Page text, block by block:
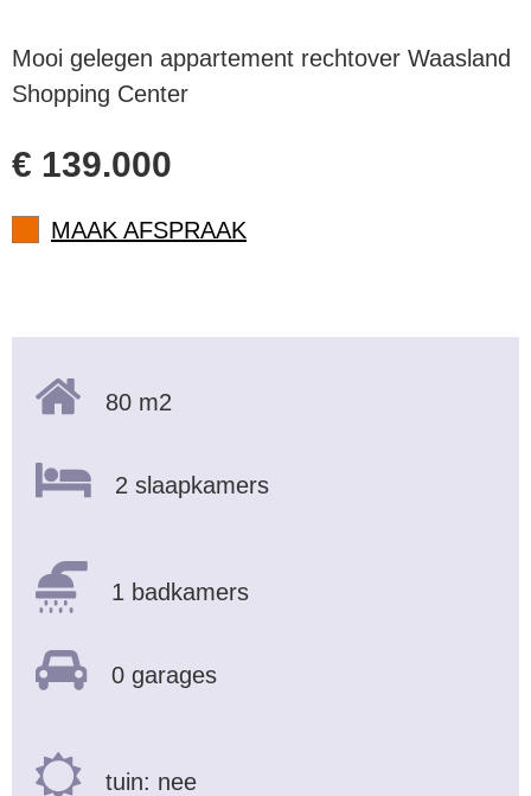
Mooi gelegen appartement rechtover Waasland
Shopping Center
€ 139.000
MAAK AFSPRAAK
80 m2
2 slaapkamers
1 badkamers
0 garages
tuin: nee